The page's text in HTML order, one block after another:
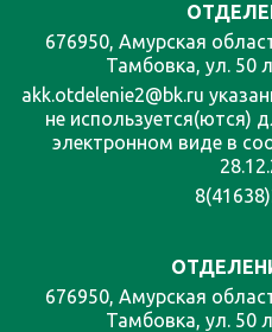
676950, Амурская
Тамбовка, ул. 50
akk.otdelenie2@bk.ru
не используется(ются)
электронном виде в
676950, Амурская
Тамбовка, ул. 50